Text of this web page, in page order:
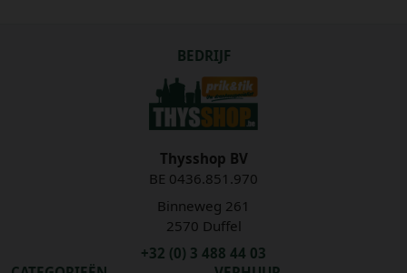
BEDRIJF
Thysshop BV
BE 0436.851.970
Binneweg 261
2570 Duffel
+32 (0) 3 488 44 03